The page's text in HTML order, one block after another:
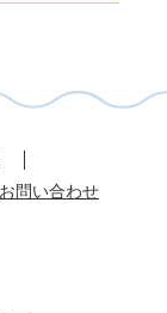
お問い合わせ